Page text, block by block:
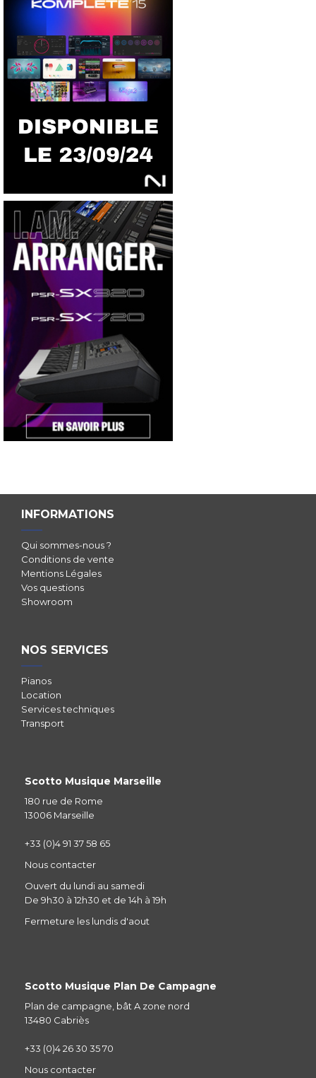
INFORMATIONS
Qui sommes-nous ?
Conditions de vente
Mentions Légales
Vos questions
Showroom
NOS SERVICES
Pianos
Location
Services techniques
Transport
Scotto Musique Marseille
180 rue de Rome
13006 Marseille
+33 (0)4 91 37 58 65
Nous contacter
Ouvert du lundi au samedi
De 9h30 à 12h30 et de 14h à 19h
Fermeture les lundis d'aout
Scotto Musique Plan De Campagne
Plan de campagne, bât A zone nord
13480 Cabriès
+33 (0)4 26 30 35 70
Nous contacter